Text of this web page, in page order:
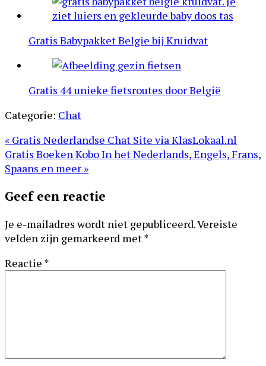
Gratis Babypakket Belgie bij Kruidvat
Gratis 44 unieke fietsroutes door België
Categorie: Chat
Vorig
bericht:
« Gratis Nederlandse Chat Site via KlasLokaal.nl
Volgend
bericht:
Gratis Boeken Kobo In het Nederlands, Engels, Frans,
Spaans en meer »
Interacties
Geef een reactie
Je e-mailadres wordt niet gepubliceerd.Vereiste
velden zijn gemarkeerd met*
Reactie *